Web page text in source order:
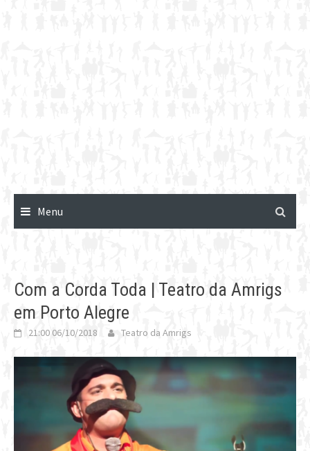
Menu
Com a Corda Toda | Teatro da Amrigs
em Porto Alegre
21:00 06/10/2018 Teatro da Amrigs